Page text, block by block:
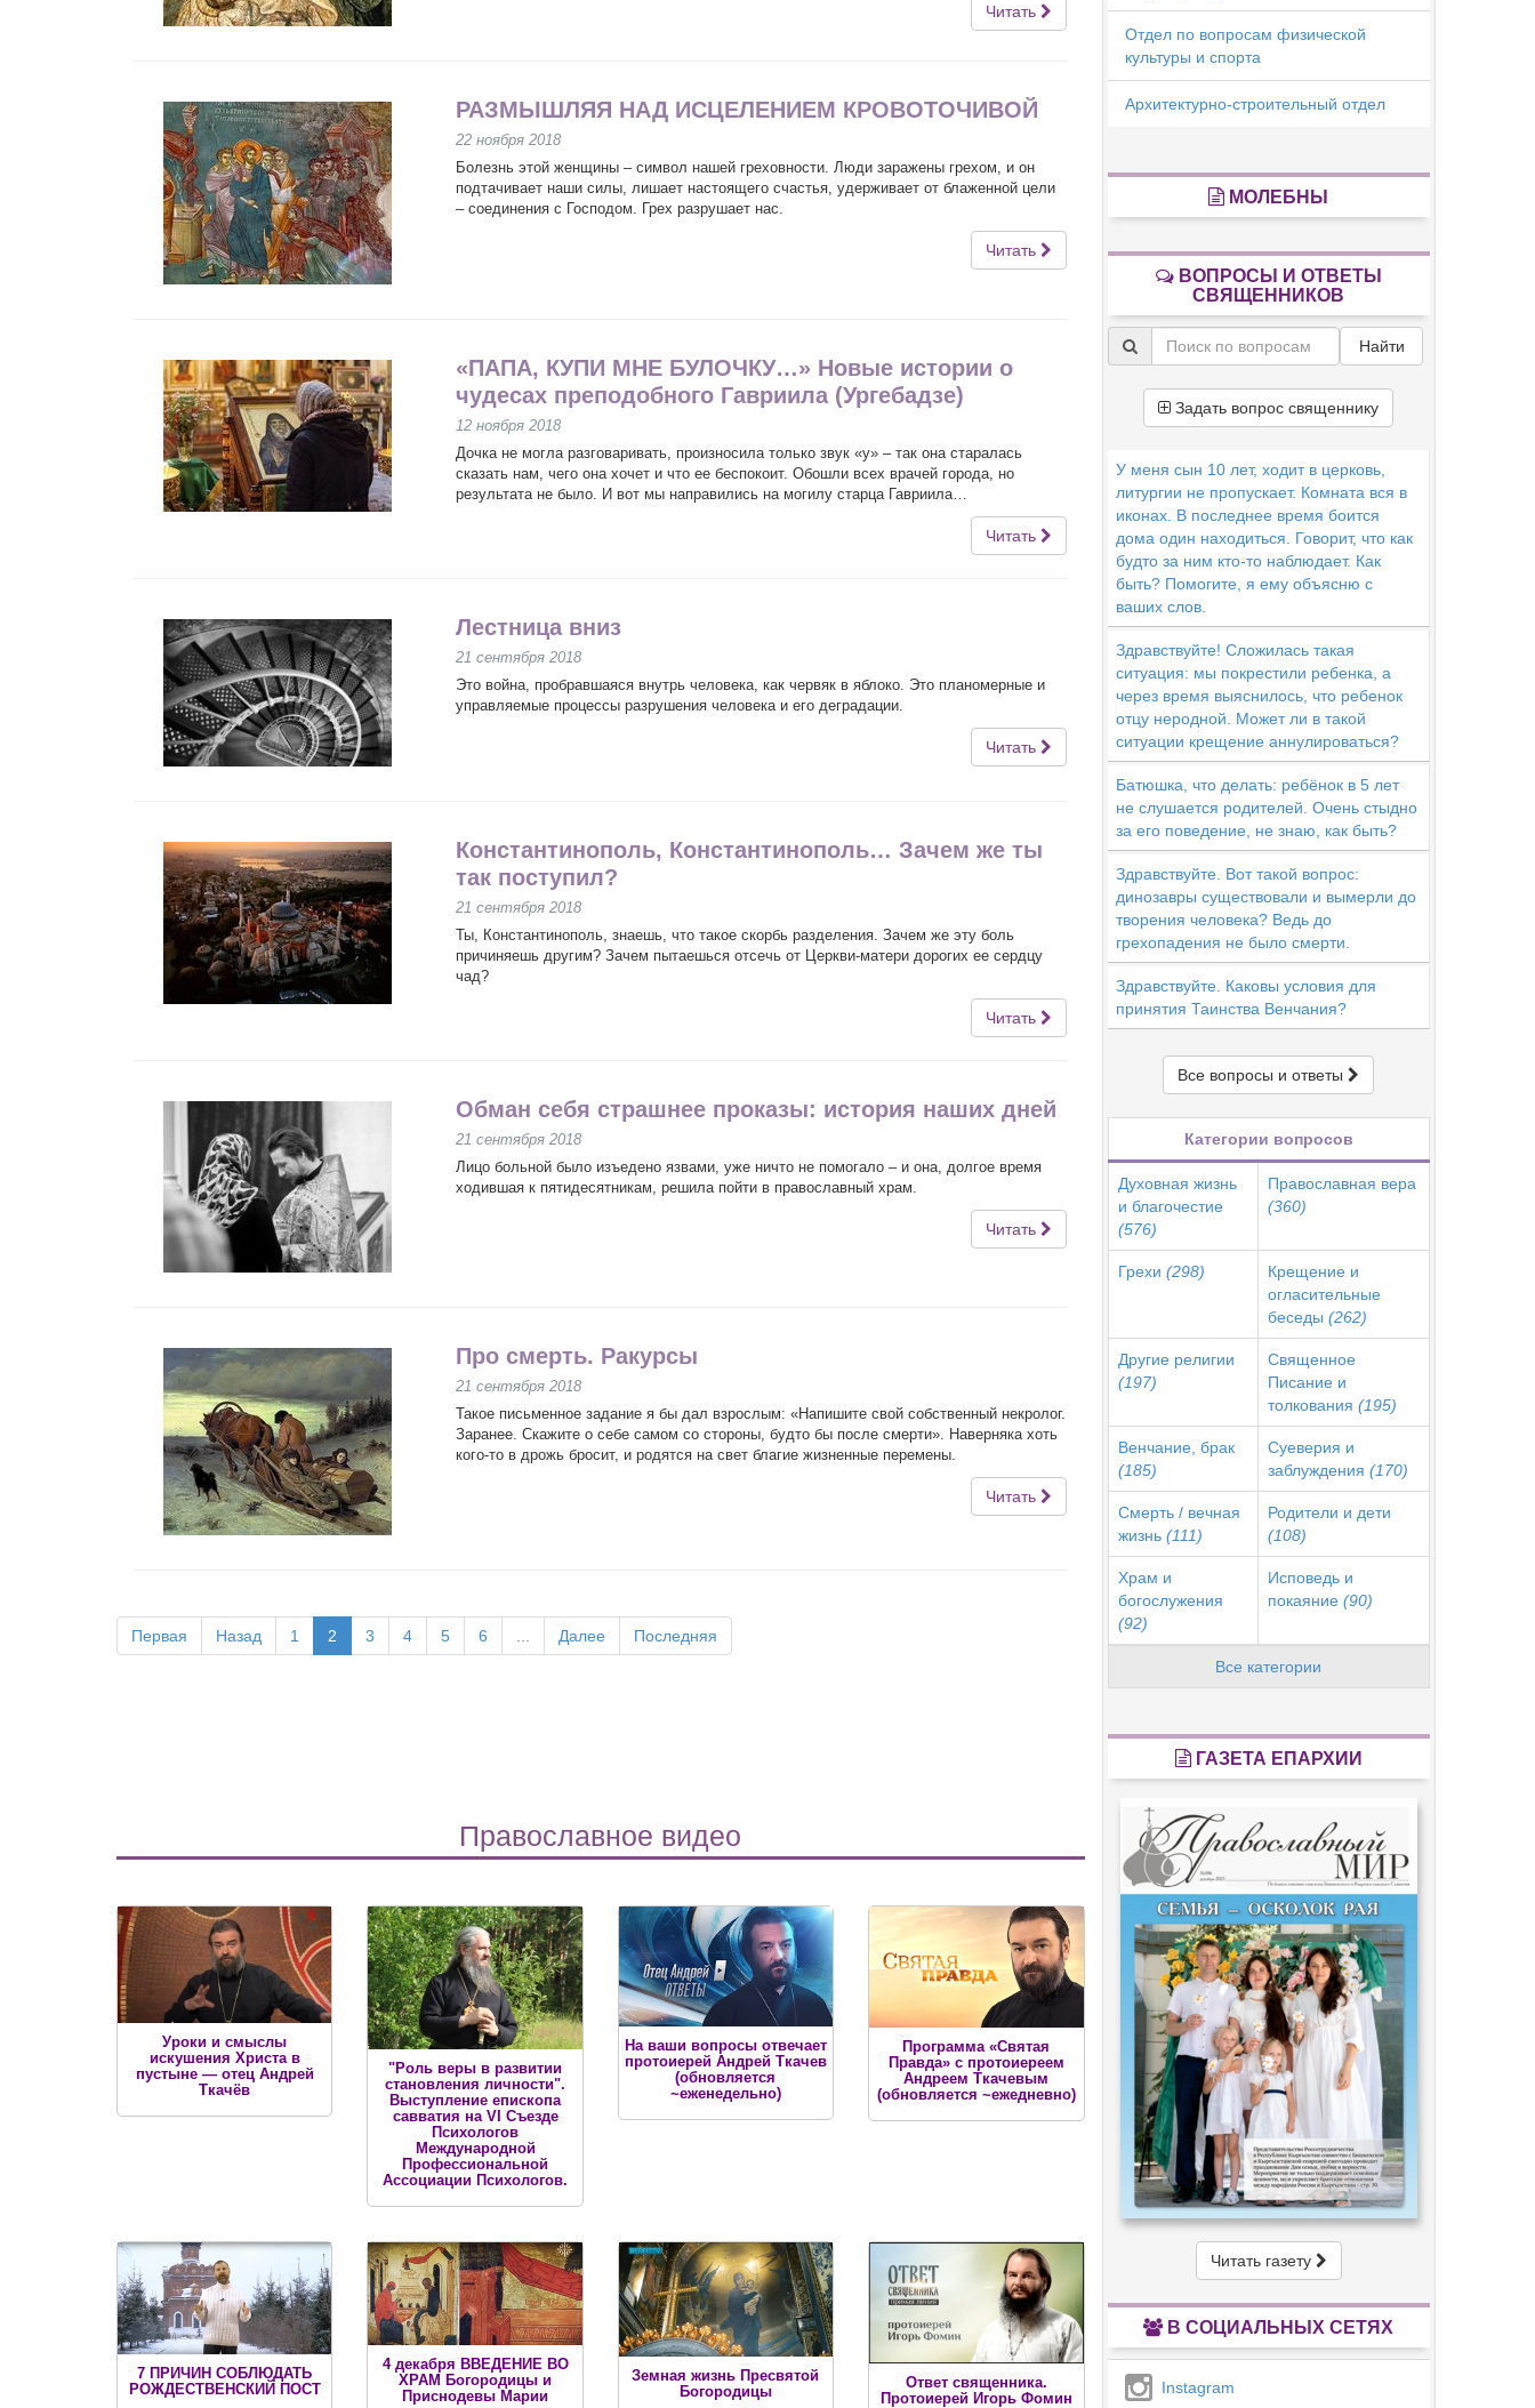
Читать
РАЗМЫШЛЯЯ НАД ИСЦЕЛЕНИЕМ КРОВОТОЧИВОЙ
22 ноября 2018
Болезнь этой женщины – символ нашей греховности. Люди заражены грехом, и он
подтачивает наши силы, лишает настоящего счастья, удерживает от блаженной цели
– соединения с Господом. Грех разрушает нас.
Читать
«ПАПА, КУПИ МНЕ БУЛОЧКУ…» Новые истории о
чудесах преподобного Гавриила (Ургебадзе)
12 ноября 2018
Дочка не могла разговаривать, произносила только звук «у» – так она старалась
сказать нам, чего она хочет и что ее беспокоит. Обошли всех врачей города, но
результата не было. И вот мы направились на могилу старца Гавриила…
Читать
Лестница вниз
21 сентября 2018
Это война, пробравшаяся внутрь человека, как червяк в яблоко. Это планомерные и
управляемые процессы разрушения человека и его деградации.
Читать
Константинополь, Константинополь… Зачем же ты
так поступил?
21 сентября 2018
Ты, Константинополь, знаешь, что такое скорбь разделения. Зачем же эту боль
причиняешь другим? Зачем пытаешься отсечь от Церкви-матери дорогих ее сердцу
чад?
Читать
Обман себя страшнее проказы: история наших дней
21 сентября 2018
Лицо больной было изъедено язвами, уже ничто не помогало – и она, долгое время
ходившая к пятидесятникам, решила пойти в православный храм.
Читать
Про смерть. Ракурсы
21 сентября 2018
Такое письменное задание я бы дал взрослым: «Напишите свой собственный некролог.
Заранее. Скажите о себе самом со стороны, будто бы после смерти». Наверняка хоть
кого-то в дрожь бросит, и родятся на свет благие жизненные перемены.
Читать
Первая Назад 1 2 3 4 5 6 Далее Последняя
Православное видео
Уроки и смыслы
искушения Христа в
пустыне — отец Андрей
Ткачёв
"Роль веры в развитии
становления личности".
Выступление епископа
савватия на VI Съезде
Психологов
Международной
Профессиональной
Ассоциации Психологов.
На ваши вопросы отвечает
протоиерей Андрей Ткачев
(обновляется
~еженедельно)
Программа «Святая
Правда» c протоиереем
Андреем Ткачевым
(обновляется ~ежедневно)
7 ПРИЧИН СОБЛЮДАТЬ
РОЖДЕСТВЕНСКИЙ ПОСТ
4 декабря ВВЕДЕНИЕ ВО
ХРАМ Богородицы и
Приснодевы Марии
Земная жизнь Пресвятой
Богородицы
Ответ священника.
Протоиерей Игорь Фомин
Отдел по вопросам физической
культуры и спорта
Архитектурно-строительный отдел
МОЛЕБНЫ
ВОПРОСЫ И ОТВЕТЫ
СВЯЩЕННИКОВ
Найти
Задать вопрос священнику
У меня сын 10 лет, ходит в церковь,
литургии не пропускает. Комната вся в
иконах. В последнее время боится
дома один находиться. Говорит, что как
будто за ним кто-то наблюдает. Как
быть? Помогите, я ему объясню с
ваших слов.
Здравствуйте! Сложилась такая
ситуация: мы покрестили ребенка, а
через время выяснилось, что ребенок
отцу неродной. Может ли в такой
ситуации крещение аннулироваться?
Батюшка, что делать: ребёнок в 5 лет
не слушается родителей. Очень стыдно
за его поведение, не знаю, как быть?
Здравствуйте. Вот такой вопрос:
динозавры существовали и вымерли до
творения человека? Ведь до
грехопадения не было смерти.
Здравствуйте. Каковы условия для
принятия Таинства Венчания?
Все вопросы и ответы
Категории вопросов
Духовная жизнь
и благочестие
(576)
Православная вера
(360)
Грехи (298)
Крещение и
огласительные
беседы (262)
Другие религии
(197)
Священное
Писание и
толкования (195)
Венчание, брак
(185)
Суеверия и
заблуждения (170)
Смерть / вечная
жизнь (111)
Родители и дети
(108)
Храм и
богослужения
(92)
Исповедь и
покаяние (90)
Все категории
ГАЗЕТА ЕПАРХИИ
Читать газету
В СОЦИАЛЬНЫХ СЕТЯХ
Instagram